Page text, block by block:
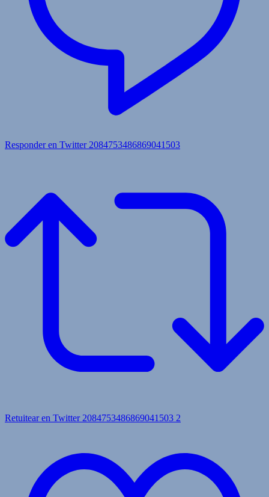
Responder en Twitter 2084753486869041503
Retuitear en Twitter 2084753486869041503 2